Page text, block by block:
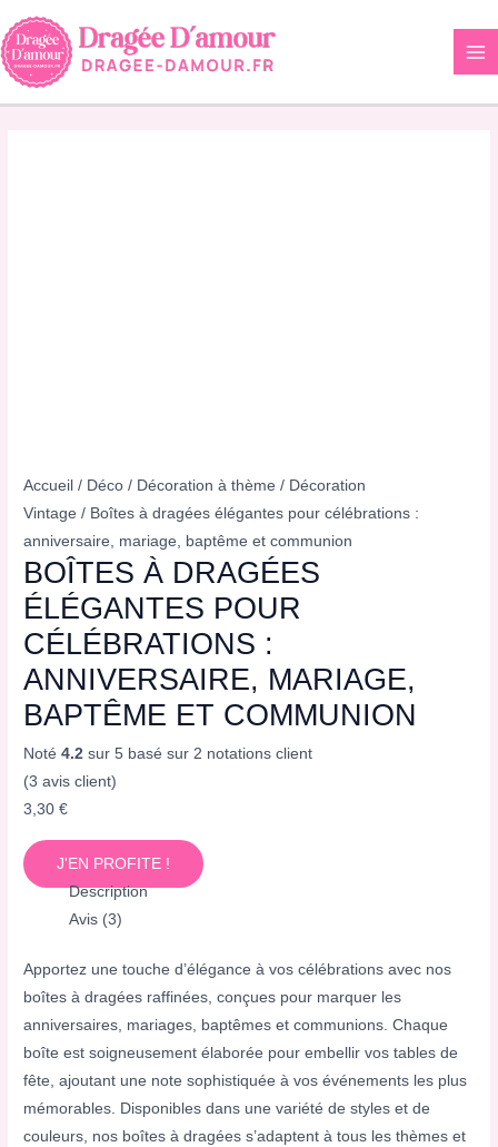
Aller
au
contenu
Accueil / Déco / Décoration à thème / Décoration
Vintage / Boîtes à dragées élégantes pour célébrations :
anniversaire, mariage, baptême et communion
BOÎTES À DRAGÉES
ÉLÉGANTES POUR
CÉLÉBRATIONS :
ANNIVERSAIRE, MARIAGE,
BAPTÊME ET COMMUNION
Noté4.2 sur 5 basé sur 2 notations client
(3 avis client)
3,30€
J'EN PROFITE !
Description
Avis (3)
Apportez une touche d’élégance à vos célébrations avec nos
boîtes à dragées raffinées, conçues pour marquer les
anniversaires, mariages, baptêmes et communions. Chaque
boîte est soigneusement élaborée pour embellir vos tables de
fête, ajoutant une note sophistiquée à vos événements les plus
mémorables. Disponibles dans une variété de styles et de
couleurs, nos boîtes à dragées s’adaptent à tous les thèmes et